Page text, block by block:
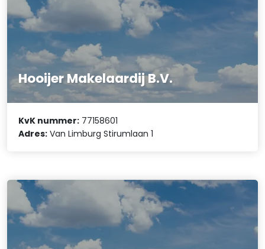
Hooijer Makelaardij B.V.
KvK nummer: 77158601
Adres: Van Limburg Stirumlaan 1